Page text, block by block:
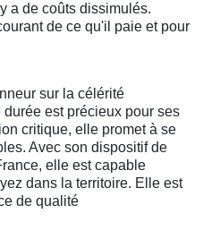
a de coûts dissimulés.
de ce qu'il paie et pour
sur la célérité
est précieux pour ses
critique, elle promet à se
Avec son dispositif de
elle est capable
dans la territoire. Elle est
de qualité